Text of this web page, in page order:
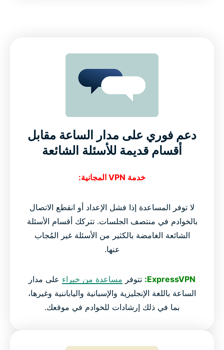
دعم فوري على مدار الساعة مقابل
أقسام قديمة للأسئلة الشائعة
خدمة VPN المجانية:
لا توفر المساعدة إذا فشل الإعداد أو انقطع الاتصال
بالخوادم في منتصف الجلسات. تتركك أقسام الأسئلة
الشائعة الغامضة بالكثير من الأسئلة غير المُجاب
عنها.
ExpressVPN: تتوفر مساعدة من خبراء على مدار
الساعة باللغة الإنجليزية والإسبانية والياباننية وغيرها،
بما في ذلك إرشادات للخوادم في موقعك.